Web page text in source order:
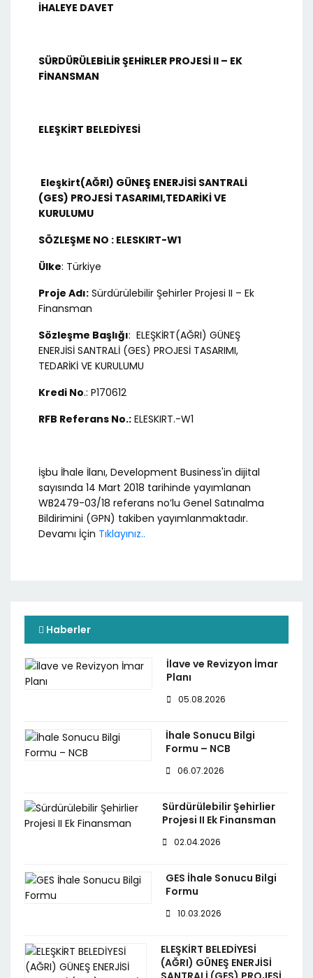
İHALEYE DAVET
SÜRDÜRÜLEBİLİR ŞEHİRLER PROJESİ II – EK
FİNANSMAN
ELEŞKİRT BELEDİYESİ
Eleşkirt(AĞRI) GÜNEŞ ENERJİSİ SANTRALİ
(GES) PROJESİ TASARIMI,TEDARİKİ VE
KURULUMU
SÖZLEŞME NO : ELESKIRT-W1
Ülke: Türkiye
Proje Adı: Sürdürülebilir Şehirler Projesi II – Ek
Finansman
Sözleşme Başlığı: ELEŞKİRT(AĞRI) GÜNEŞ
ENERJİSİ SANTRALİ (GES) PROJESİ TASARIMI,
TEDARİKİ VE KURULUMU
Kredi No.: P170612
RFB Referans No.: ELESKIRT.-W1
İşbu İhale İlanı, Development Business'in dijital
sayısında 14 Mart 2018 tarihinde yayımlanan
WB2479-03/18 referans no’lu Genel Satınalma
Bildirimini (GPN) takiben yayımlanmaktadır.
Devamı İçin Tıklayınız..
Haberler
İlave ve Revizyon İmar
Planı
05.08.2026
İhale Sonucu Bilgi
Formu – NCB
06.07.2026
Sürdürülebilir Şehirlier
Projesi II Ek Finansman
02.04.2026
GES İhale Sonucu Bilgi
Formu
10.03.2026
ELEŞKİRT BELEDİYESİ
(AĞRI) GÜNEŞ ENERJİSİ